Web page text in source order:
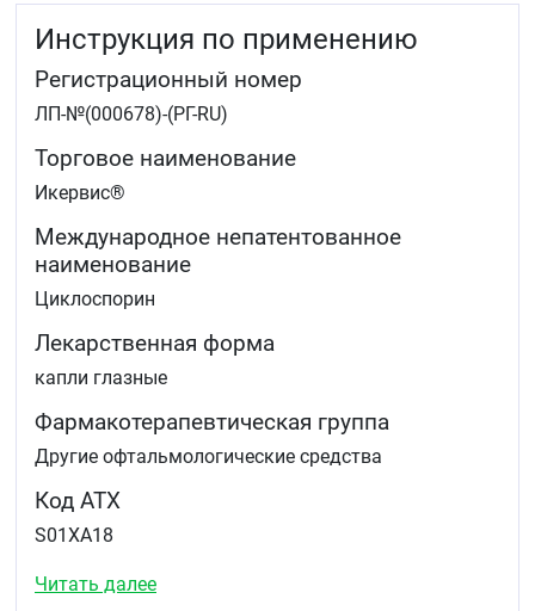
Инструкция по применению
Регистрационный номер
ЛП-№(000678)-(РГ-RU)
Торговое наименование
Икервис®
Международное непатентованное
наименование
Циклоспорин
Лекарственная форма
капли глазные
Фармакотерапевтическая группа
Другие офтальмологические средства
Код АТХ
S01XA18
Листок-вкладыш — информация для
Читать далее